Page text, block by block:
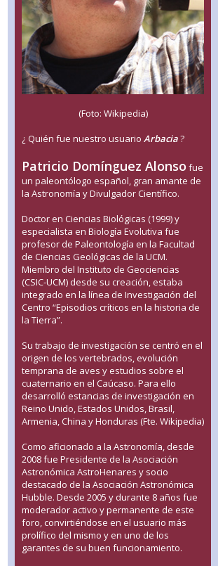
(Foto: Wikipedia)
¿ Quién fue nuestro usuario Arbacia?
Patricio Domínguez Alonso fue
un paleontólogo español, gran amante de
la Astronomía y Divulgador Científico.
Doctor en Ciencias Biológicas (1999) y
especialista en Biología Evolutiva fue
profesor de Paleontología en la Facultad
de Ciencias Geológicas de la UCM.
Miembro del Instituto de Geociencias
(CSIC-UCM) desde su creación, estaba
integrado en la línea de Investigación del
Centro “Episodios críticos en la historia de
la Tierra”.
Su trabajo de investigación se centró en el
origen de los vertebrados, evolución
temprana de aves y estudios sobre el
cuaternario en el Caúcaso. Para ello
desarrolló estancias de investigación en
Reino Unido, Estados Unidos, Brasil,
Armenia, China y Honduras (Fte. Wikipedia)
Como aficionado a la Astronomía, desde
2008 fue Presidente de la Asociación
Astronómica AstroHenares y socio
destacado de la Asociación Astronómica
Hubble. Desde 2005 y durante 8 años fue
moderador activo y permanente de este
foro, convirtiéndose en el usuario más
prolífico del mismo y en uno de los
garantes de su buen funcionamiento.